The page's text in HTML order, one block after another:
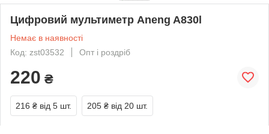
Цифровий мультиметр Aneng A830l
Немає в наявності
Код: zst03532
Опт і роздріб
220 ₴
216 ₴ від 5 шт. 205 ₴ від 20 шт.